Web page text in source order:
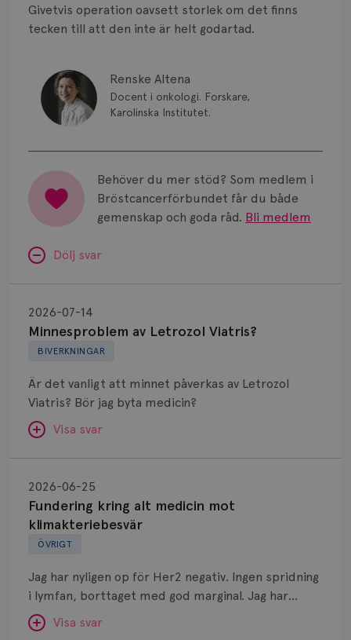
Givetvis operation oavsett storlek om det finns
tecken till att den inte är helt godartad.
Renske Altena
Docent i onkologi. Forskare,
Karolinska Institutet.
Behöver du mer stöd? Som medlem i
Bröstcancerförbundet får du både
gemenskap och goda råd. Bli medlem
Dölj svar
BIVERKNINGAR
Minnesproblem av Letrozol Viatris?
2026-07-14
Är det vanligt att minnet påverkas av Letrozol
Viatris? Bör jag byta medicin?
Visa svar
SVAR:
Hej. Oavsett vilken hormonsänkande behandling
(men även cytostatika) man får så kan en del
uppleva negativ påverkan på minnet. Prata din
märke eller annan aromatashämmare. Det kan ofta
vara bra att ha en paus först, för att se att
besvären blir bättre, men bäst är att prata med
Letrozol
Viatris?
ÖVRIGT
Fundering kring alt medicin mot
klimakteriebesvär
2026-06-25
Jag har nyligen op för Her2 negativ. Ingen spridning
i lymfan, borttaget med god marginal. Jag har
genomgått en 5 dagars strålning och är färdig
behandlad. Efter att jag nu slutat med östrogen-
Visa svar
kring
medicin
Risker
Strålning
Vätska